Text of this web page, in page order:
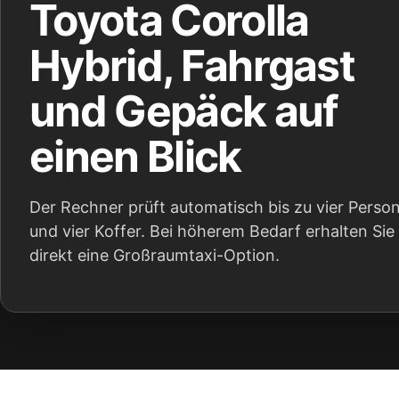
Toyota Corolla
Hybrid, Fahrgast
und Gepäck auf
einen Blick
Der Rechner prüft automatisch bis zu vier
und vier Koffer. Bei höherem Bedarf erhalten Sie
direkt eine Großraumtaxi-Option.